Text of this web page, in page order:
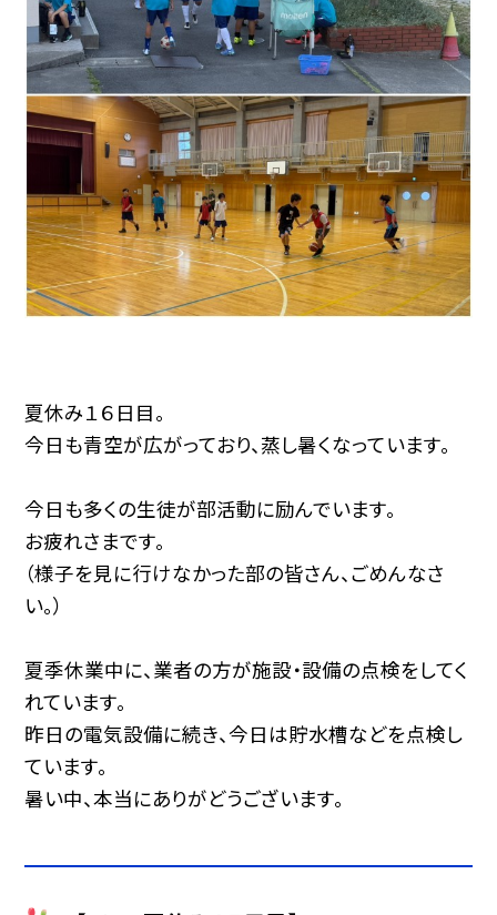
夏休み１６日目。
今日も青空が広がっており、蒸し暑くなっています。
今日も多くの生徒が部活動に励んでいます。
お疲れさまです。
（様子を見に行けなかった部の皆さん、ごめんなさ
い。）
夏季休業中に、業者の方が施設・設備の点検をしてく
れています。
昨日の電気設備に続き、今日は貯水槽などを点検し
ています。
暑い中、本当にありがどうございます。